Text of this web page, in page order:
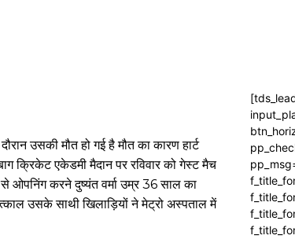
उसकी मौत हो गई है मौत का कारण हार्ट
क्रिकेट एकेडमी मैदान पर रविवार को गेस्ट मैच
करने दुष्यंत वर्मा उम्र 36 साल का
उसके साथी खिलाड़ियों ने मेट्रो अस्पताल में